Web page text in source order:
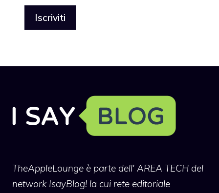
TheAppleLounge è parte dell' AREA TECH del
network IsayBlog! la cui rete editoriale